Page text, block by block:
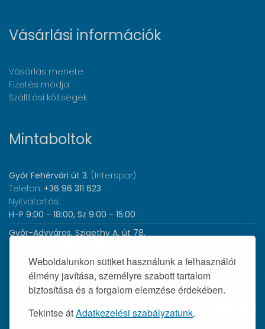
Weboldalunkon sütiket használunk a felhasználói
élmény javítása, személyre szabott tartalom
biztosítása és a forgalom elemzése érdekében.
Tekintse átAdatkezelési szabályzatunk.
Vásárlási információk
Vásárlás menete
Fizetés módja
Szállítási költségek
Mintaboltok
Győr Fehérvári út 3. (Interspar)
Telefon: +36 96 311 623
Nyitvatartás:
H-P 9:00 - 18:00, Sz 9:00 - 15:00
Győr-Adyváros, Szigethy A. út 78.
Telefon:
Nyitvatartás:H-P 8:00 - 17:00
© 2026 Wolf Orvosi Műszer Kft. |